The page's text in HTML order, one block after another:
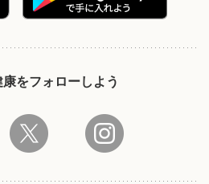
をフォローしよう